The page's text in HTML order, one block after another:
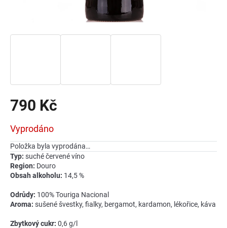
790 Kč
cena:
Vyprodáno
Položka byla vyprodána…
Typ: suché červené víno
Region: Douro
Obsah alkoholu: 14,5 %
Odrůdy: 100% Touriga Nacional
Aroma: sušené švestky, fialky, bergamot, kardamon, lékořice, káva
Zbytkový cukr: 0,6 g/l